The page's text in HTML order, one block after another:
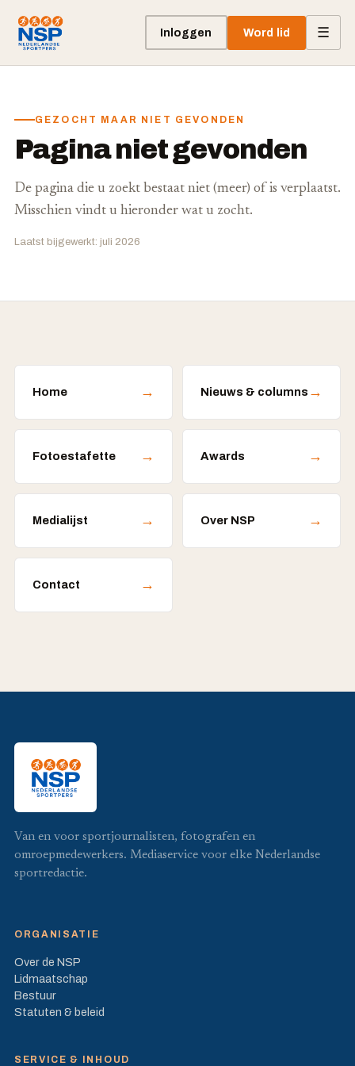
Inloggen Word lid ☰
GEZOCHT MAAR NIET GEVONDEN
Pagina niet gevonden
De pagina die u zoekt bestaat niet (meer) of is verplaatst.
Misschien vindt u hieronder wat u zocht.
Laatst bijgewerkt: juli 2026
Home → Nieuws & columns →
Fotoestafette → Awards →
Medialijst → Over NSP →
Contact →
Van en voor sportjournalisten, fotografen en
omroepmedewerkers. Mediaservice voor elke Nederlandse
sportredactie.
ORGANISATIE
Over de NSP
Lidmaatschap
Bestuur
Statuten & beleid
SERVICE & INHOUD